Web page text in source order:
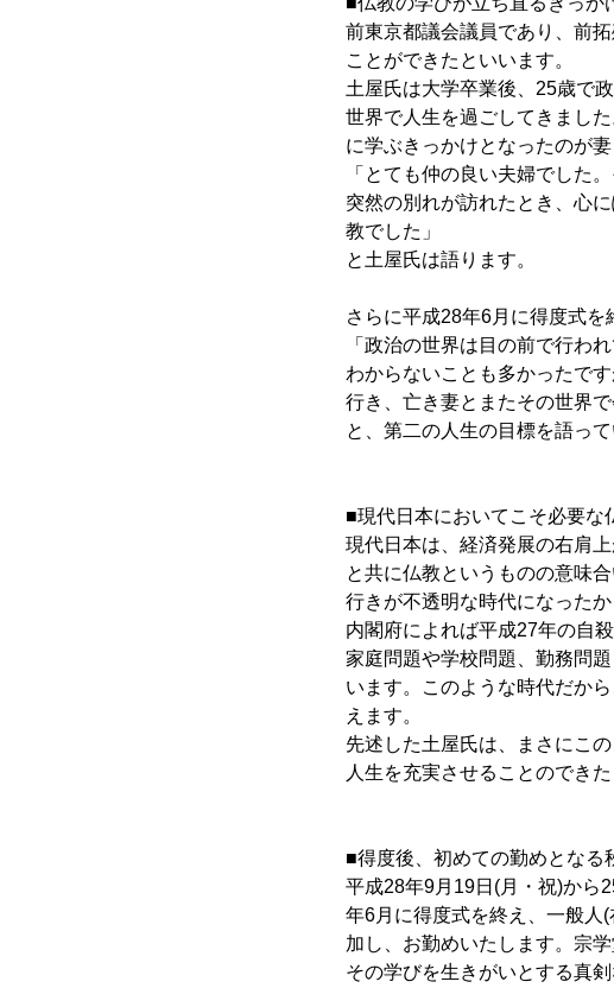
前東京都議会議員であり、前
ことができたといいます。
土屋氏は大学卒業後、25歳で
世界で人生を過ごしてきまし
に学ぶきっかけとなったのが妻
「とても仲の良い夫婦でした
突然の別れが訪れたとき、心
教でした」
と土屋氏は語ります。
さらに平成28年6月に得度式を
「政治の世界は目の前で行わ
わからないことも多かったで
行き、亡き妻とまたその世界
と、第二の人生の目標を語って
■現代日本においてこそ必要な
現代日本は、経済発展の右肩
と共に仏教というものの意味
行きが不透明な時代になった
内閣府によれば平成27年の自
家庭問題や学校問題、勤務問
います。このような時代だか
えます。
先述した土屋氏は、まさにこ
人生を充実させることのでき
■得度後、初めての勤めとなる
平成28年9月19日(月・祝)から
年6月に得度式を終え、一般人
加し、お勤めいたします。宗
その学びを生きがいとする真